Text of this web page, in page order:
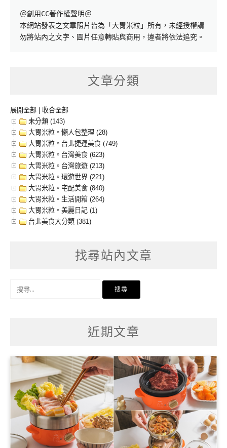
＠創用CC著作權聲明＠
本網站發表之文章照片皆為「大胃米粒」所有，未經授權請
勿將站內之文字、圖片任意轉貼與商用，違者將依法追究。
文章分類
展開全部 | 收合全部
未分類 (143)
大胃米粒。懶人包整理 (28)
大胃米粒。台北捷運美食 (749)
大胃米粒。台灣美食 (623)
大胃米粒。台灣旅遊 (213)
大胃米粒。環遊世界 (221)
大胃米粒。宅配美食 (840)
大胃米粒。生活開箱 (264)
大胃米粒。美麗日記 (1)
台北美食大分類 (381)
找尋站內文章
近期文章